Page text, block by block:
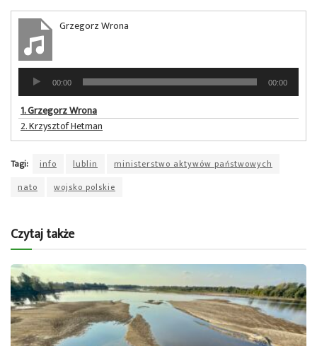
Grzegorz Wrona
Odtwarzacz
plików
dźwiękowych
00:00 00:00
1.Grzegorz Wrona
2.Krzysztof Hetman
Tagi: info lublin
ministerstwo aktywów państwowych
nato
wojsko polskie
Czytaj także